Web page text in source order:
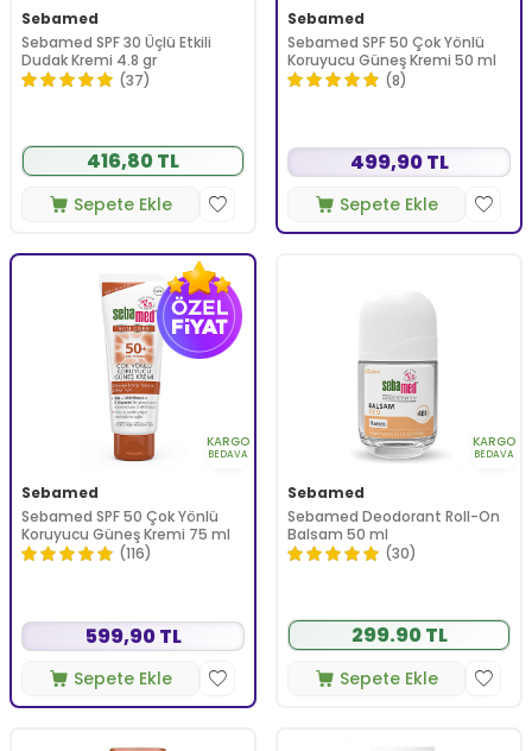
Sebamed
Sebamed SPF 30 Üçlü Etkili
Dudak Kremi 4.8 gr
(37)
416,80 TL
Sepete Ekle
Sebamed
Sebamed SPF 50 Çok Yönlü
Koruyucu Güneş Kremi 50 ml
(8)
499,90 TL
Sepete Ekle
KARGO
BEDAVA
Sebamed
Sebamed SPF 50 Çok Yönlü
Koruyucu Güneş Kremi 75 ml
(116)
599,90 TL
Sepete Ekle
KARGO
BEDAVA
Sebamed
Sebamed Deodorant Roll-On
Balsam 50 ml
(30)
299.90 TL
Sepete Ekle